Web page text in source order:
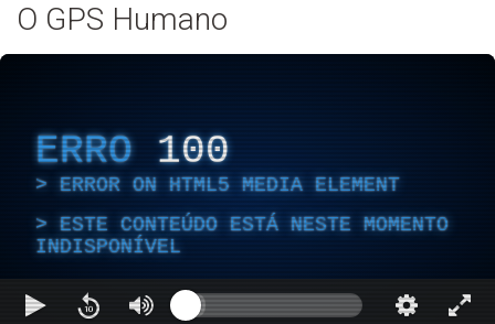
O GPS Humano
ERRO 100
ERROR ON HTML5 MEDIA ELEMENT
ESTE CONTEÚDO ESTÁ NESTE MOMENTO
INDISPONÍVEL